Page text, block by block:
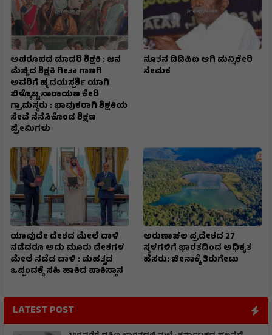
ಅಪರೂಪದ ಮಾದರಿ ಶಿಕ್ಷಕಿ : ಜನ
ಮೆಚ್ಚಿದ ಶಿಕ್ಷಕಿ ಗೀತಾ ಗಾಣಗಿ
ಅವರಿಗೆ ಹೃದಯಸ್ಪರ್ಶಿ ಯಾಗಿ
ಬಿಳ್ಕೊಟ್ಟ ನಾರಾಯಣ ಕೇರಿ
ಗ್ರಾಮಸ್ಥರು : ಭಾವುಕರಾಗಿ ಶಿಕ್ಷಕಿಯ
ಸೇವೆ ನೆನೆಸಿಕೊಂಡ ಶಿಕ್ಷಣ
ಪ್ರೇಮಿಗಳು
ನೂತನ ಡಿಡಿಪಿಐ ಆಗಿ ಮನ್ನಿಕೇರಿ
ನೇಮಕ
ಯಾವುದೇ ದೇಶದ ಮೇಲೆ ದಾಳಿ
ನಡೆದರೂ ಅದು ಮೂರು ದೇಶಗಳ
ಮೇಲೆ ನಡೆದ ದಾಳಿ : ಮಹತ್ವದ
ಒಪ್ಪಂದಕ್ಕೆ ಸಹಿ ಹಾಕಿದ ಪಾಕಿಸ್ತಾನ
ಅರುಣಾಚಲ ಪ್ರದೇಶದ 27
ಸ್ಥಳಗಳಿಗೆ ಭಾರತದಿಂದ ಅಧಿಕೃತ
ಹೆಸರು: ಚೀನಾಕ್ಕೆ ತಿರುಗೇಟು
LATEST POST